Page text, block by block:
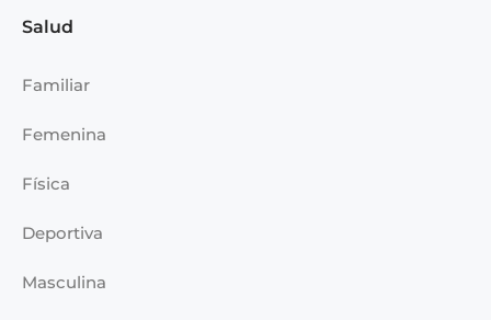
Salud
Familiar
Femenina
Física
Deportiva
Masculina